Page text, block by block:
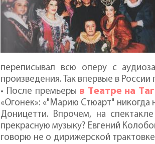
переписывал всю оперу с
произведения. Так впервые в
• После премьеры в Тeaтpе на
«Огонек»: «"Марию Cтюаpт"
Доницетти. Впрочем, на
прекрасную музыку? Евгений
говорю не о дирижерской